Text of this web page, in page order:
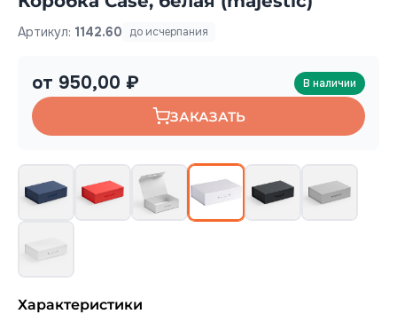
Артикул: 1142.60 до исчерпания
от 950,00 ₽ В наличии
ЗАКАЗАТЬ
Характеристики